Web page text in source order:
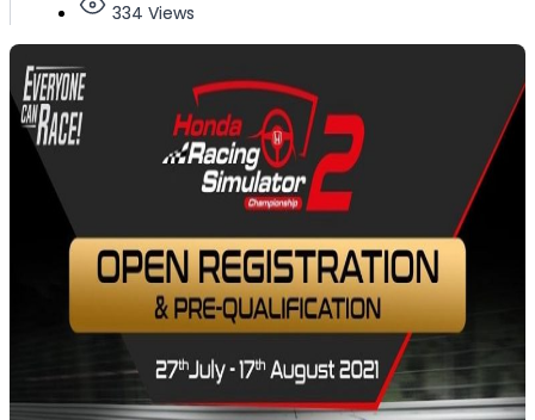
334 Views